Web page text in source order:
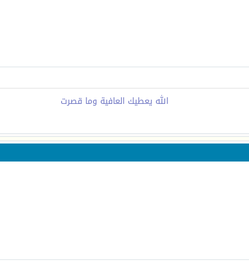
الله يعطيك العافية وما قصرت